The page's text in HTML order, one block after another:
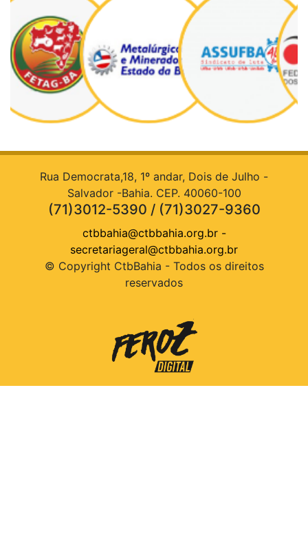
Rua Democrata,18, 1º andar, Dois de Julho -
Salvador -Bahia. CEP. 40060-100
(71)3012-5390 / (71)3027-9360
ctbbahia@ctbbahia.org.br-
secretariageral@ctbbahia.org.br
© Copyright CtbBahia - Todos os direitos
reservados